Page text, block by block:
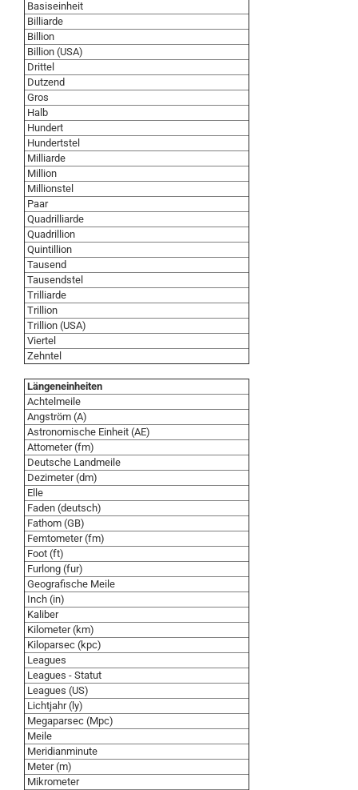
Basiseinheit
Billiarde
Billion
Billion (USA)
Drittel
Dutzend
Gros
Halb
Hundert
Hundertstel
Milliarde
Million
Millionstel
Paar
Quadrilliarde
Quadrillion
Quintillion
Tausend
Tausendstel
Trilliarde
Trillion
Trillion (USA)
Viertel
Zehntel
Längeneinheiten
Achtelmeile
Angström (A)
Astronomische Einheit (AE)
Attometer (fm)
Deutsche Landmeile
Dezimeter (dm)
Elle
Faden (deutsch)
Fathom (GB)
Femtometer (fm)
Foot (ft)
Furlong (fur)
Geografische Meile
Inch (in)
Kaliber
Kilometer (km)
Kiloparsec (kpc)
Leagues
Leagues - Statut
Leagues (US)
Lichtjahr (ly)
Megaparsec (Mpc)
Meile
Meridianminute
Meter (m)
Mikrometer